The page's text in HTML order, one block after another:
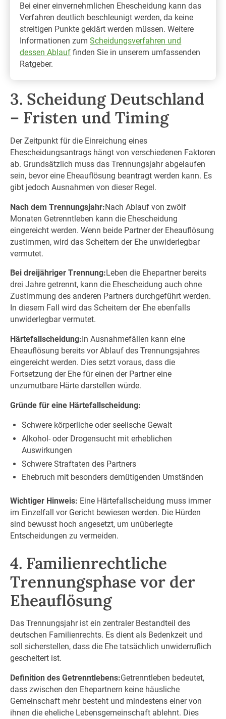
Bei einer einvernehmlichen Ehescheidung kann das
Verfahren deutlich beschleunigt werden, da keine
streitigen Punkte geklärt werden müssen. Weitere
Informationen zumScheidungsverfahren und
dessen Ablauf finden Sie in unserem umfassenden
Ratgeber.
3. Scheidung Deutschland
– Fristen und Timing
Der Zeitpunkt für die Einreichung eines
Ehescheidungsantrags hängt von verschiedenen Faktoren
ab. Grundsätzlich muss das Trennungsjahr abgelaufen
sein, bevor eine Eheauflösung beantragt werden kann. Es
gibt jedoch Ausnahmen von dieser Regel.
Nach dem Trennungsjahr:Nach Ablauf von zwölf
Monaten Getrenntleben kann die Ehescheidung
eingereicht werden. Wenn beide Partner der Eheauflösung
zustimmen, wird das Scheitern der Ehe unwiderlegbar
vermutet.
Bei dreijähriger Trennung:Leben die Ehepartner bereits
drei Jahre getrennt, kann die Ehescheidung auch ohne
Zustimmung des anderen Partners durchgeführt werden.
In diesem Fall wird das Scheitern der Ehe ebenfalls
unwiderlegbar vermutet.
Härtefallscheidung: In Ausnahmefällen kann eine
Eheauflösung bereits vor Ablauf des Trennungsjahres
eingereicht werden. Dies setzt voraus, dass die
Fortsetzung der Ehe für einen der Partner eine
unzumutbare Härte darstellen würde.
Gründe für eine Härtefallscheidung:
Schwere körperliche oder seelische Gewalt
Alkohol- oder Drogensucht mit erheblichen
Auswirkungen
Schwere Straftaten des Partners
Ehebruch mit besonders demütigenden Umständen
Wichtiger Hinweis: Eine Härtefallscheidung muss immer
im Einzelfall vor Gericht bewiesen werden. Die Hürden
sind bewusst hoch angesetzt, um unüberlegte
Entscheidungen zu vermeiden.
4. Familienrechtliche
Trennungsphase vor der
Eheauflösung
Das Trennungsjahr ist ein zentraler Bestandteil des
deutschen Familienrechts. Es dient als Bedenkzeit und
soll sicherstellen, dass die Ehe tatsächlich unwiderruflich
gescheitert ist.
Definition des Getrenntlebens:Getrenntleben bedeutet,
dass zwischen den Ehepartnern keine häusliche
Gemeinschaft mehr besteht und mindestens einer von
ihnen die eheliche Lebensgemeinschaft ablehnt. Dies